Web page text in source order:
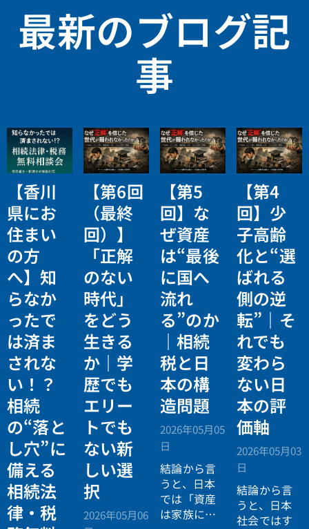
最新のブログ記
事
【香川
県にお
住まい
の方
へ】知
らなか
ったで
は済ま
されな
い！？
相続
の“落と
し穴”に
備える
相続法
律・税
【第6回
（最終
回）】
「正解
のない
時代」
をどう
生きる
か｜学
歴でも
エリー
トでも
ない新
しい選
択
2026年05月06
【第5
回】な
ぜ資産
は“最後
に国へ
流れ
る”のか
｜相続
税と日
本の構
造問題
2026年05月05
日
結論から言
うと、日本
では「資産
は家族に引
【第4
回】少
子高齢
化と“選
ばれる
側の逆
転”｜そ
れでも
変わら
ない日
本の評
価軸
2026年05月03
日
結論から言
うと、日本
社会ではす